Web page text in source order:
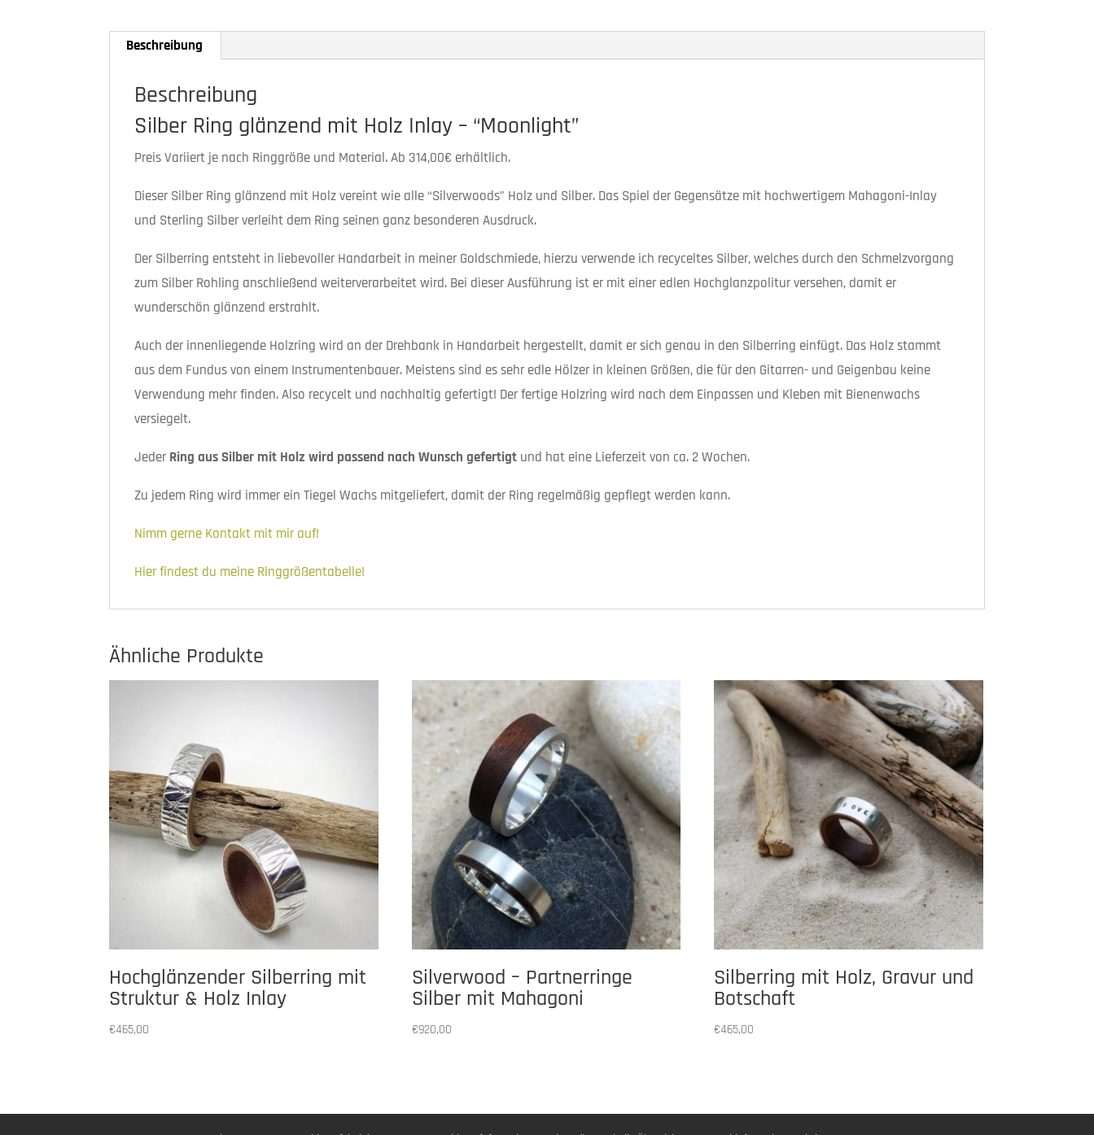
Beschreibung
Beschreibung
Silber Ring glänzend mit Holz Inlay – “Moonlight”
Preis Variiert je nach Ringgröße und Material. Ab 314,00€ erhältlich.
Dieser Silber Ring glänzend mit Holz vereint wie alle “Silverwoods” Holz und Silber. Das Spiel der Gegensätze mit hochwertigem Mahagoni-Inlay
und Sterling Silber verleiht dem Ring seinen ganz besonderen Ausdruck.
Der Silberring entsteht in liebevoller Handarbeit in meiner Goldschmiede, hierzu verwende ich recyceltes Silber, welches durch den Schmelzvorgang
zum Silber Rohling anschließend weiterverarbeitet wird. Bei dieser Ausführung ist er mit einer edlen Hochglanzpolitur versehen, damit er
wunderschön glänzend erstrahlt.
Auch der innenliegende Holzring wird an der Drehbank in Handarbeit hergestellt, damit er sich genau in den Silberring einfügt. Das Holz stammt
aus dem Fundus von einem Instrumentenbauer. Meistens sind es sehr edle Hölzer in kleinen Größen, die für den Gitarren- und Geigenbau keine
Verwendung mehr finden. Also recycelt und nachhaltig gefertigt! Der fertige Holzring wird nach dem Einpassen und Kleben mit Bienenwachs
versiegelt.
Jeder Ring aus Silber mit Holz wird passend nach Wunsch gefertigt und hat eine Lieferzeit von ca. 2 Wochen.
Zu jedem Ring wird immer ein Tiegel Wachs mitgeliefert, damit der Ring regelmäßig gepflegt werden kann.
Nimm gerne Kontakt mit mir auf!
Hier findest du meine Ringgrößentabelle!
Ähnliche Produkte
Hochglänzender Silberring mit
Struktur & Holz Inlay
€465,00
Silverwood – Partnerringe
Silber mit Mahagoni
€920,00
Silberring mit Holz, Gravur und
Botschaft
€465,00